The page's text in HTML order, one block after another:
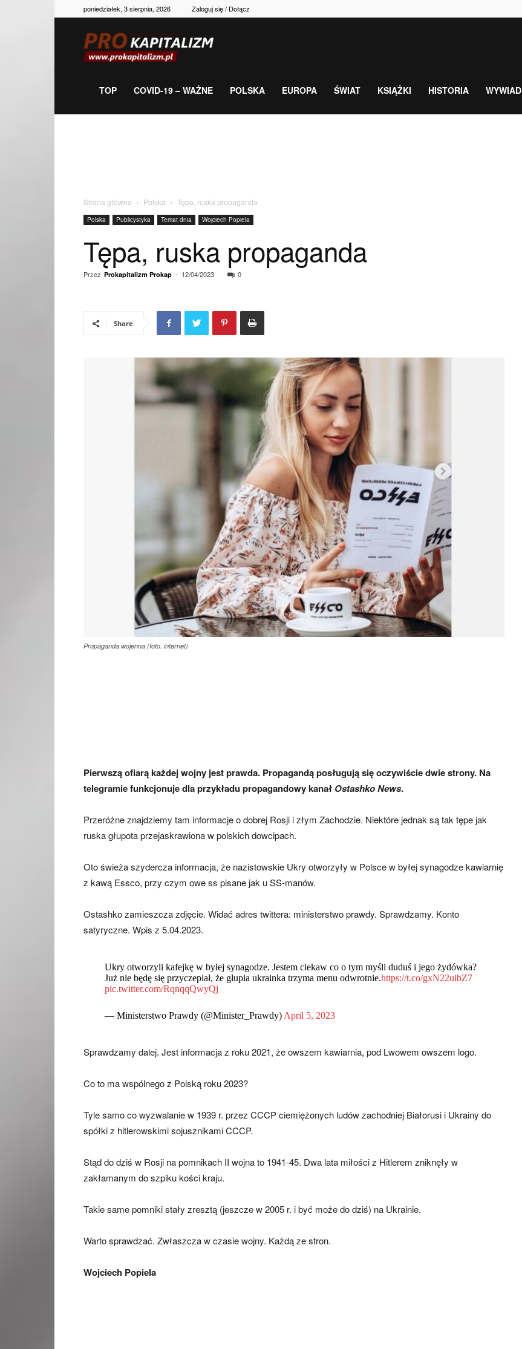
poniedziałek, 3 sierpnia, 2026 Zaloguj się / Dołącz
gospodarka,
TOP COVID-19 – WAŻNE POLSKA EUROPA ŚWIAT KSIĄŻKI HISTORIA WYWIAD
Strona główna Polska Tępa, ruska propaganda
Polska Publicystyka Temat dnia Wojciech Popiela
Tępa, ruska propaganda
Przez Prokapitalizm Prokap - 12/04/2023 0
Share
Propaganda wojenna (foto. internet)
Pierwszą ofiarą każdej wojny jest prawda. Propagandą posługują się oczywiście dwie strony. Na
telegramie funkcjonuje dla przykładu propagandowy kanał Ostashko News.
Przeróżne znajdziemy tam informacje o dobrej Rosji i złym Zachodzie. Niektóre jednak są tak tępe jak
ruska głupota przejaskrawiona w polskich dowcipach.
Oto świeża szydercza informacja, że nazistowskie Ukry otworzyły w Polsce w byłej synagodze kawiarnię
z kawą Essco, przy czym owe ss pisane jak u SS-manów.
Ostashko zamieszcza zdjęcie. Widać adres twittera: ministerstwo prawdy. Sprawdzamy. Konto
satyryczne. Wpis z 5.04.2023.
Ukry otworzyli kafejkę w byłej synagodze. Jestem ciekaw co o tym myśli duduś i jego żydówka?
Już nie będę się przyczepiał, że głupia ukrainka trzyma menu odwrotnie.https://t.co/gxN22uibZ7
pic.twitter.com/RqnqqQwyQj
— Ministerstwo Prawdy (@Minister_Prawdy) April 5, 2023
Sprawdzamy dalej. Jest informacja z roku 2021, że owszem kawiarnia, pod Lwowem owszem logo.
Co to ma wspólnego z Polską roku 2023?
Tyle samo co wyzwalanie w 1939 r. przez CCCP ciemiężonych ludów zachodniej Białorusi i Ukrainy do
spółki z hitlerowskimi sojusznikami CCCP.
Stąd do dziś w Rosji na pomnikach II wojna to 1941-45. Dwa lata miłości z Hitlerem zniknęły w
zakłamanym do szpiku kości kraju.
Takie same pomniki stały zresztą (jeszcze w 2005 r. i być może do dziś) na Ukrainie.
Warto sprawdzać. Zwłaszcza w czasie wojny. Każdą ze stron.
Wojciech Popiela